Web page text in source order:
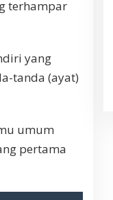
terhampar
yang
tanda (ayat)
umum
pertama